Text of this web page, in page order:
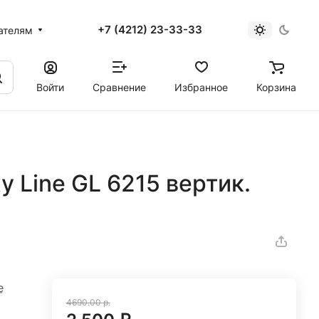
+7 (4212) 23-33-33
Войти
Сравнение Избранное Корзина
Line GL 6215 вертик.
4690.00 р.